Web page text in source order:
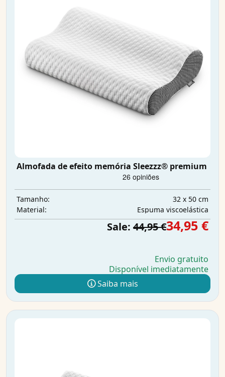
Almofada de efeito memória Sleezzz® premium
Tamanho:
32 x 50 cm
Material:
Espuma viscoelástica
Sale: 44,95 €34,95 €
Envio gratuito
Disponível imediatamente
Saiba mais